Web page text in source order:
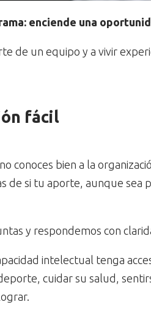
enciende una
de un equipo y a vivir
fácil
conoces bien a la
de si tu aporte, aunque sea
y respondemos con
intelectual tenga
cuidar su salud,